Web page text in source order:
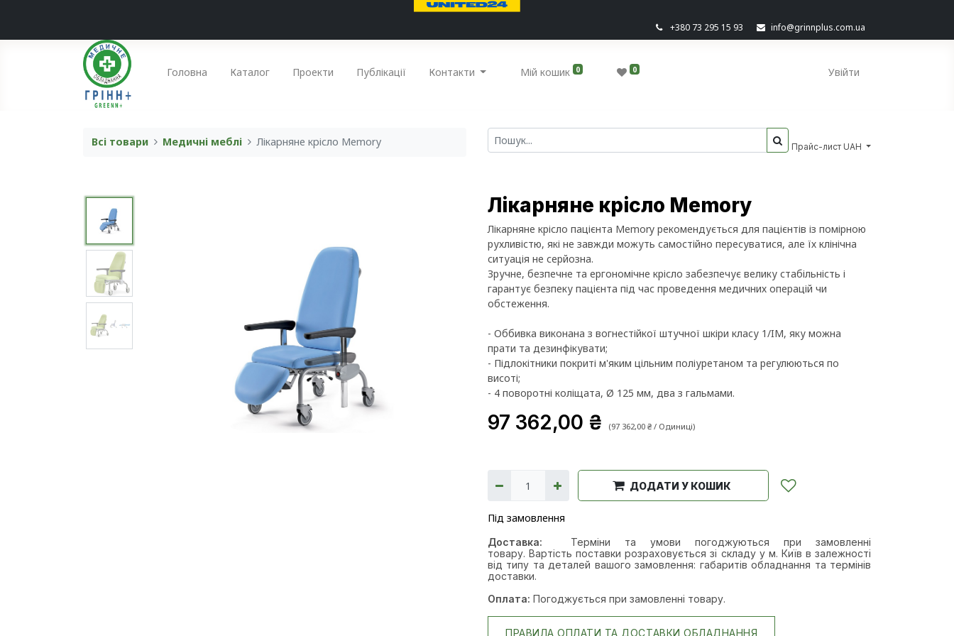
+380 73 295 15 93 info@grinnplus.com.ua
Головна Каталог Проекти Публікації Контакти Мій кошик 0 0 Увійти
Всі товари Медичні меблі Лікарняне крісло Memory Прайс-лист UAH
Лікарняне крісло Memory
Лікарняне крісло пацієнта Memory рекомендується для пацієнтів із помірною
рухливістю, які не завжди можуть самостійно пересуватися, але їх клінічна
ситуація не серйозна.
Зручне, безпечне та ергономічне крісло забезпечує велику стабільність і
гарантує безпеку пацієнта під час проведення медичних операцій чи
обстеження.
- Оббивка виконана з вогнестійкої штучної шкіри класу 1/IM, яку можна
прати та дезинфікувати;
- Підлокітники покриті м'яким цільним поліуретаном та регулюються по
висоті;
- 4 поворотні коліщата, Ø 125 мм, два з гальмами.
97 362,00 ₴ (97 362,00 ₴ / Одиниці)
ДОДАТИ У КОШИК
Під замовлення
Доставка: Терміни та умови погоджуються при замовленні
товару. Вартість поставки розраховується зі складу у м. Київ в залежності
від типу та деталей вашого замовлення: габаритів обладнання та термінів
доставки.
Оплата: Погоджується при замовленні товару.
ПРАВИЛА ОПЛАТИ ТА ДОСТАВКИ ОБЛАДНАННЯ